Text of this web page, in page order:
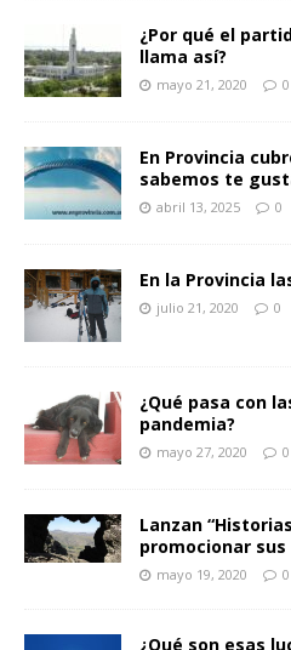
¿Por qué el
llama así?
mayo 21, 2020 0
En Provincia
sabemos te
abril 13, 2025 0
En la Provincia
julio 21, 2020 0
¿Qué pasa con
pandemia?
mayo 27, 2020 0
Lanzan
promocionar
mayo 19, 2020 0
¿Qué son esas